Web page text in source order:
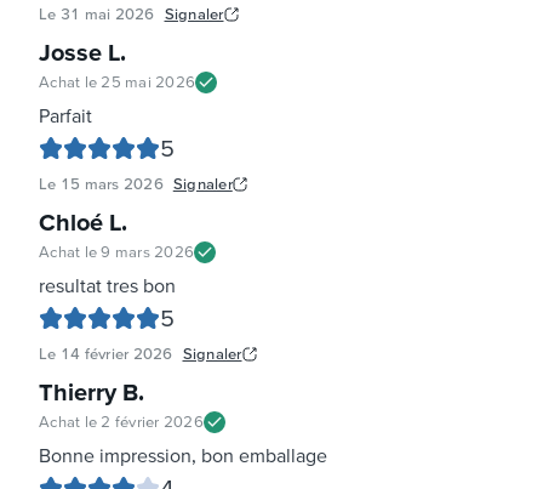
Le 31 mai 2026 Signaler
Josse L.
Achat le 25 mai 2026
Parfait
5
Le 15 mars 2026 Signaler
Chloé L.
Achat le9 mars 2026
resultat tres bon
5
Le 14 février 2026 Signaler
Thierry B.
Achat le 2 février 2026
Bonne impression, bon emballage